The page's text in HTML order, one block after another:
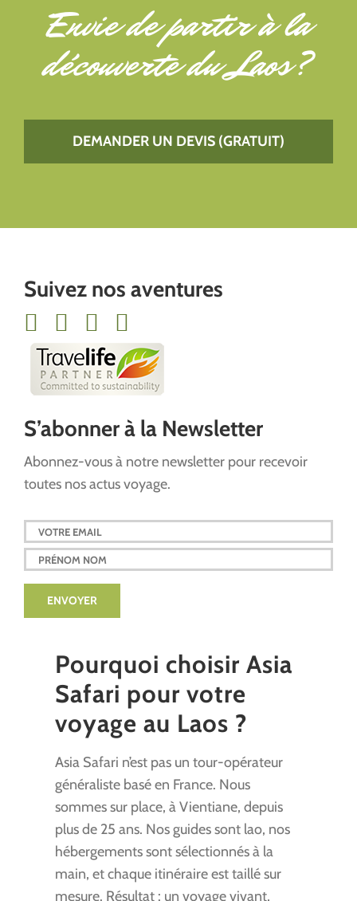
Envie de partir àla
découverte du Laos?
DEMANDER UN DEVIS (GRATUIT)
Suivez nos aventures
S’abonner à la Newsletter
Abonnez-vous à notre newsletter pour recevoir
toutes nos actus voyage.
Pourquoi choisir Asia
Safari pour votre
voyage au Laos ?
Asia Safari n’est pas un tour-opérateur
généraliste basé en France. Nous
sommes sur place, à Vientiane, depuis
plus de 25 ans. Nos guides sont lao, nos
hébergements sont sélectionnés à la
main, et chaque itinéraire est taillé sur
mesure. Résultat : un voyage vivant,